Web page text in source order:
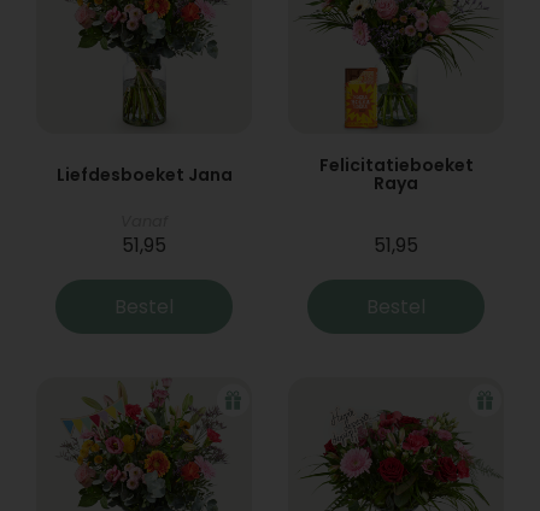
Liefdesboeket Jana
51,95
Bestel
Felicitatieboeket
Raya
51,95
Bestel